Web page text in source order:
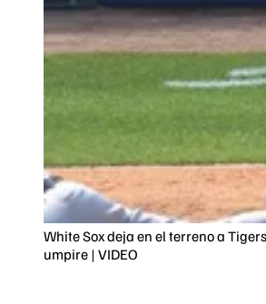
White Sox deja en el terreno a
umpire | VIDEO